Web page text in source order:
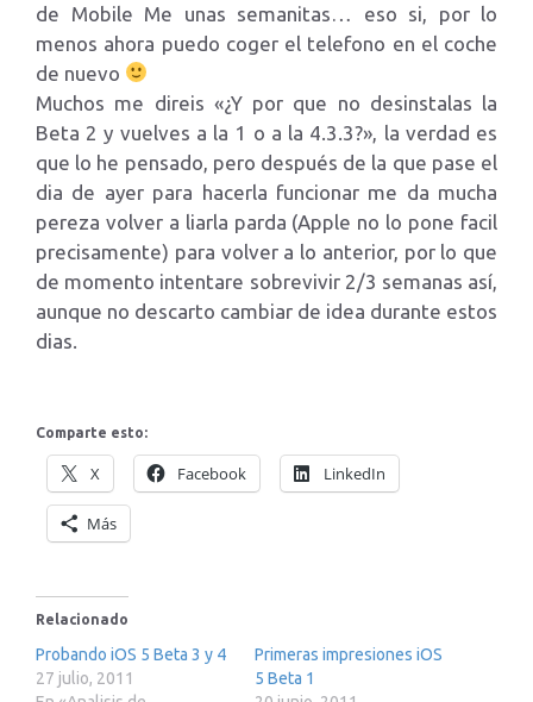
de Mobile Me unas semanitas… eso si, por lo
menos ahora puedo coger el telefono en el coche
de nuevo
Muchos me direis «¿Y por que no desinstalas la
Beta 2 y vuelves a la 1 o a la 4.3.3?», la verdad es
que lo he pensado, pero después de la que pase el
dia de ayer para hacerla funcionar me da mucha
pereza volver a liarla parda (Apple no lo pone facil
precisamente) para volver a lo anterior, por lo que
de momento intentare sobrevivir 2/3 semanas así,
aunque no descarto cambiar de idea durante estos
dias.
Comparte esto:
X Facebook LinkedIn
Más
Relacionado
Probando iOS 5 Beta 3 y 4
27 julio, 2011
Primeras impresiones iOS
5 Beta 1